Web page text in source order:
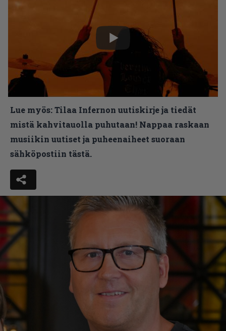
Lue myös:Tilaa Infernon uutiskirje ja tiedät
mistä kahvitauolla puhutaan! Nappaa raskaan
musiikin uutiset ja puheenaiheet suoraan
sähköpostiin tästä.